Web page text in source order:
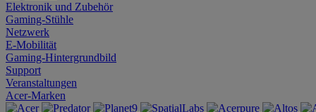
Elektronik und Zubehör
Gaming-Stühle
Netzwerk
E-Mobilität
Gaming-Hintergrundbild
Support
Veranstaltungen
Acer-Marken